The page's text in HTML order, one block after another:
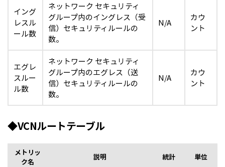
イング
レスル
ール数
ネットワーク セキュリティ
グループ内のイングレス（受
信）セキュリティルールの
数。
N/A
カウ
ント
エグレ
スルー
ル数
ネットワーク セキュリティ
グループ内のエグレス（送
信）セキュリティルールの
数。
N/A
カウ
ント
◆VCNルートテーブル
メトリッ
ク名
説明 統計 単位